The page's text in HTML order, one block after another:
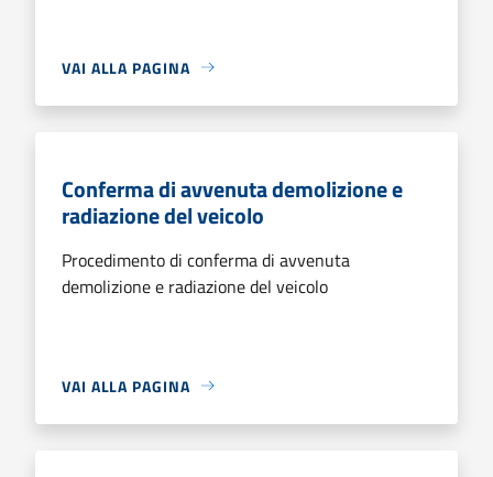
VAI ALLA PAGINA
Conferma di avvenuta demolizione e
radiazione del veicolo
Procedimento di conferma di avvenuta
demolizione e radiazione del veicolo
VAI ALLA PAGINA